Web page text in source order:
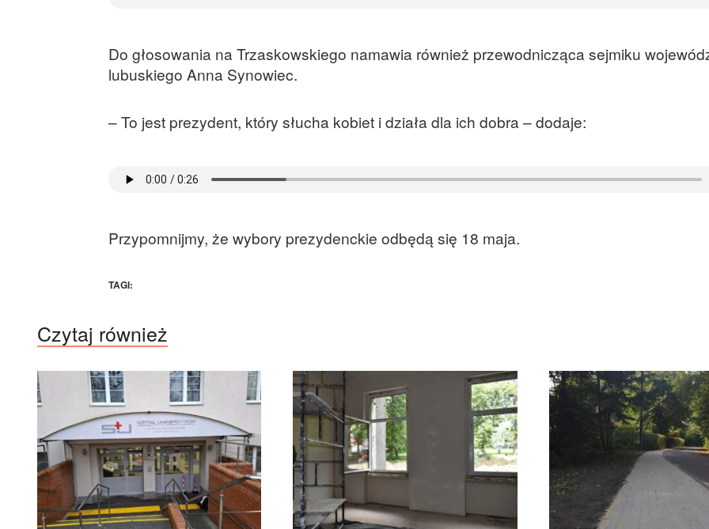
Do głosowania na Trzaskowskiego namawia również przewodnicząca sejmiku
lubuskiego Anna Synowiec.
– To jest prezydent, który słucha kobiet i działa dla ich dobra – dodaje:
Przypomnijmy, że wybory prezydenckie odbędą się 18 maja.
TAGI:
Czytaj również